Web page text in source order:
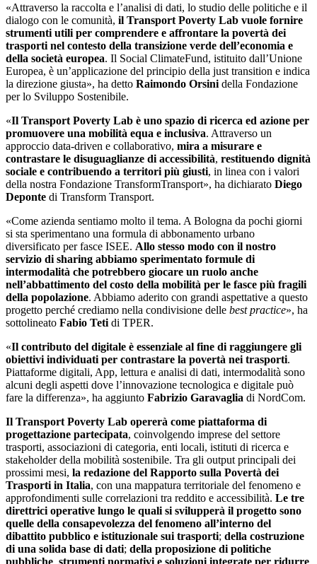
«Attraverso la raccolta e l’analisi di dati, lo studio delle politiche e il
dialogo con le comunità, il Transport Poverty Lab vuole fornire
strumenti utili per comprendere e affrontare la povertà dei
trasporti nel contesto della transizione verde dell’economia e
della società europea. Il Social ClimateFund, istituito dall’Unione
Europea, è un’applicazione del principio della just transition e indica
la direzione giusta», ha detto Raimondo Orsini della Fondazione
per lo Sviluppo Sostenibile.
«Il Transport Poverty Lab è uno spazio di ricerca ed azione per
promuovere una mobilità equa e inclusiva. Attraverso un
approccio data-driven e collaborativo, mira a misurare e
contrastare le disuguaglianze di accessibilità, restituendo dignità
sociale e contribuendo a territori più giusti, in linea con i valori
della nostra Fondazione TransformTransport», ha dichiarato Diego
Deponte di Transform Transport.
«Come azienda sentiamo molto il tema. A Bologna da pochi giorni
si sta sperimentano una formula di abbonamento urbano
diversificato per fasce ISEE. Allo stesso modo con il nostro
servizio di sharing abbiamo sperimentato formule di
intermodalità che potrebbero giocare un ruolo anche
nell’abbattimento del costo della mobilità per le fasce più fragili
della popolazione. Abbiamo aderito con grandi aspettative a questo
progetto perché crediamo nella condivisione delle best practice», ha
sottolineato Fabio Teti di TPER.
«Il contributo del digitale è essenziale al fine di raggiungere gli
obiettivi individuati per contrastare la povertà nei trasporti.
Piattaforme digitali, App, lettura e analisi di dati, intermodalità sono
alcuni degli aspetti dove l’innovazione tecnologica e digitale può
fare la differenza», ha aggiunto Fabrizio Garavaglia di NordCom.
Il Transport Poverty Lab opererà come piattaforma di
progettazione partecipata, coinvolgendo imprese del settore
trasporti, associazioni di categoria, enti locali, istituti di ricerca e
stakeholder della mobilità sostenibile. Tra gli output principali dei
prossimi mesi, la redazione del Rapporto sulla Povertà dei
Trasporti in Italia, con una mappatura territoriale del fenomeno e
approfondimenti sulle correlazioni tra reddito e accessibilità. Le tre
direttrici operative lungo le quali si svilupperà il progetto sono
quelle della consapevolezza del fenomeno all’interno del
dibattito pubblico e istituzionale sui trasporti; della costruzione
di una solida base di dati; della proposizione di politiche
pubbliche strumenti normativi e soluzioni integrate per ridurre